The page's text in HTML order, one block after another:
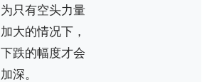
为只有空头力量
加大的情况下，
下跌的幅度才会
加深。